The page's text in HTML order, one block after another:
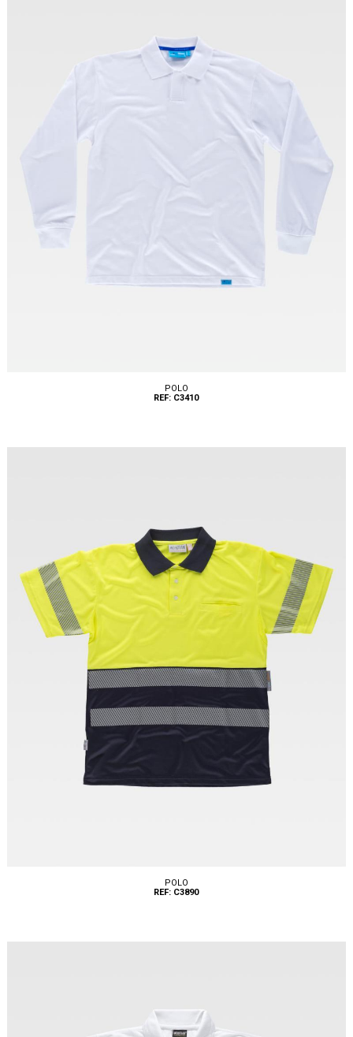
POLO
REF: C3410
Tallas: S, M, L, XL, XXL, 3XL, 4XL, 5XL, 6XL
POLO
REF: C3890